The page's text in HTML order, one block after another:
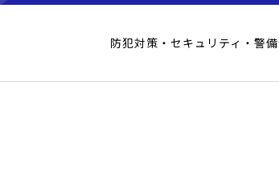
防犯対策・セキュリティ・警